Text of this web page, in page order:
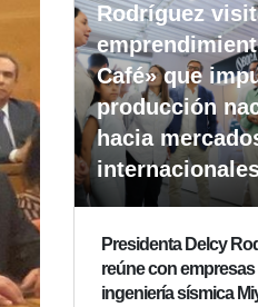
Rodríguez
Café» que
producción
hacia
Presidenta Delcy
reúne con empresas
ingeniería sísmica